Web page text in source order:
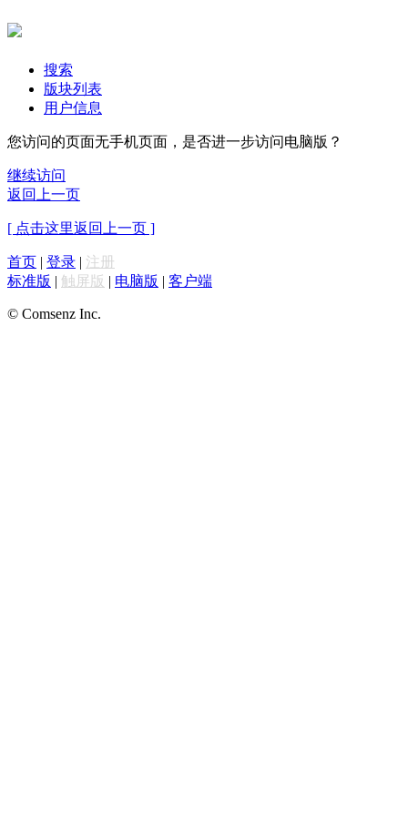
搜索
版块列表
用户信息
您访问的页面无手机页面，是否进一步访问电脑版？
继续访问
返回上一页
[ 点击这里返回上一页 ]
首页 | 登录 | 注册
标准版 | 触屏版 | 电脑版 | 客户端
© Comsenz Inc.